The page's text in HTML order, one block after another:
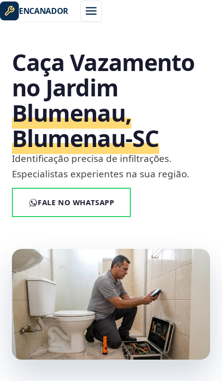
ENCANADOR
Caça Vazamento
no Jardim
Blumenau,
Blumenau‑SC
Identificação precisa de infiltrações.
Especialistas experientes na sua região.
FALE NO WHATSAPP